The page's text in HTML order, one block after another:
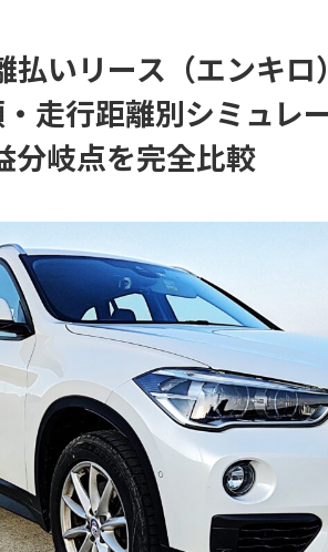
払いリース（エンキ
走行距離別シミュレ
分岐点を完全比較